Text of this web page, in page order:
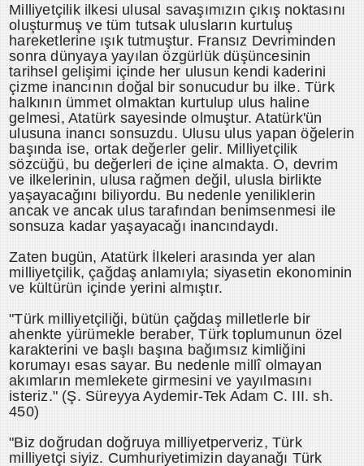
Milliyetçilik ilkesi ulusal savaşımızın çıkış noktasını
oluşturmuş ve tüm tutsak ulusların kurtuluş
hareketlerine ışık tutmuştur. Fransız Devriminden
sonra dünyaya yayılan özgürlük düşüncesinin
tarihsel gelişimi içinde her ulusun kendi kaderini
çizme inancının doğal bir sonucudur bu ilke. Türk
halkının ümmet olmaktan kurtulup ulus haline
gelmesi, Atatürk sayesinde olmuştur. Atatürk'ün
ulusuna inancı sonsuzdu. Ulusu ulus yapan öğelerin
başında ise, ortak değerler gelir. Milliyetçilik
sözcüğü, bu değerleri de içine almakta. O, devrim
ve ilkelerinin, ulusa rağmen değil, ulusla birlikte
yaşayacağını biliyordu. Bu nedenle yeniliklerin
ancak ve ancak ulus tarafından benimsenmesi ile
sonsuza kadar yaşayacağı inancındaydı.
Zaten bugün, Atatürk İlkeleri arasında yer alan
milliyetçilik, çağdaş anlamıyla; siyasetin ekonominin
ve kültürün içinde yerini almıştır.
"Türk milliyetçiliği, bütün çağdaş milletlerle bir
ahenkte yürümekle beraber, Türk toplumunun özel
karakterini ve başlı başına bağımsız kimliğini
korumayı esas sayar. Bu nedenle millî olmayan
akımların memlekete girmesini ve yayılmasını
isteriz." (Ş. Süreyya Aydemir-Tek Adam C. III. sh.
450)
"Biz doğrudan doğruya milliyetperveriz, Türk
milliyetçi siyiz. Cumhuriyetimizin dayanağı Türk